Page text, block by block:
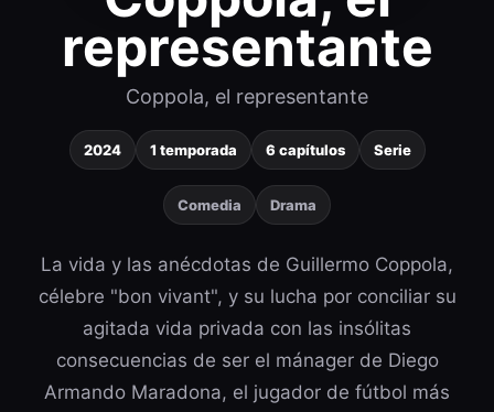
representante
Coppola, el representante
2024 1 temporada 6 capítulos Serie
Comedia Drama
La vida y las anécdotas de Guillermo Coppola,
célebre "bon vivant", y su lucha por conciliar su
agitada vida privada con las insólitas
consecuencias de ser el mánager de Diego
Armando Maradona, el jugador de fútbol más